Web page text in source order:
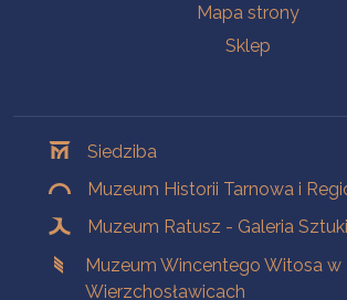
Mapa strony
Sklep
Siedziba
Muzeum Historii Tarnowa i
Muzeum Ratusz - Galeria
Muzeum Wincentego Witosa w
Wierzchosławicach